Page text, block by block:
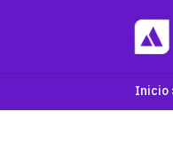
Inicio